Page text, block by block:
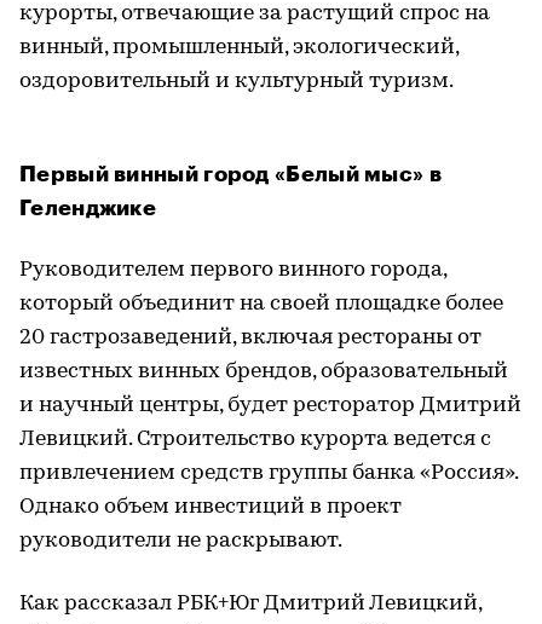
курорты, отвечающие за растущий спрос на
винный, промышленный, экологический,
оздоровительный и культурный туризм.
Первый винный город «Белый мыс» в
Геленджике
Руководителем первого винного города,
который объединит на своей площадке более
20 гастрозаведений, включая рестораны от
известных винных брендов, образовательный
и научный центры, будет ресторатор Дмитрий
Левицкий. Строительство курорта ведется с
привлечением средств группы банка «Россия».
Однако объем инвестиций в проект
руководители не раскрывают.
Как рассказал РБК+Юг Дмитрий Левицкий,